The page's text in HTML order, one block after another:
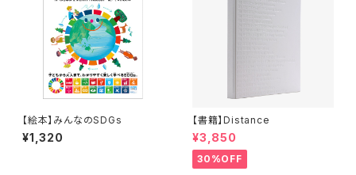
【絵本】みんなのSDGs
¥1,320
【書籍】Distance
¥3,850
30%OFF